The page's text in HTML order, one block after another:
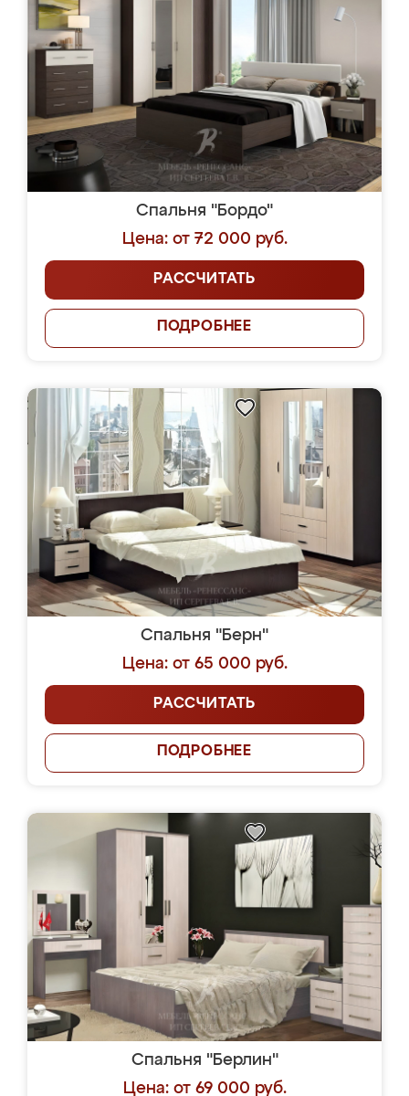
Спальня "Бордо"
Цена: от 72 000 руб.
РАССЧИТАТЬ
ПОДРОБНЕЕ
Спальня "Берн"
Цена: от 65 000 руб.
РАССЧИТАТЬ
ПОДРОБНЕЕ
Спальня "Берлин"
Цена: от 69 000 руб.